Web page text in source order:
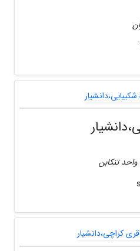
واحد تنکابن